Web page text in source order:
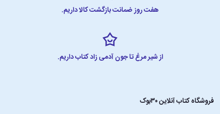
هفت روز ضمانت بازگشت کالا داریم.
از شیر مرغ تا جون آدمی زاد کتاب داریم.
فروشگاه کتاب آنلاین ۳۰بوک